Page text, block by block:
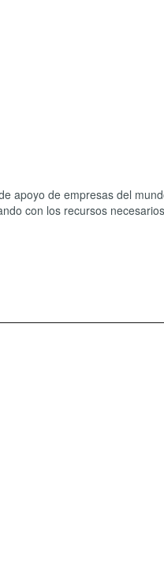
apoyo de empresas del
con los recursos